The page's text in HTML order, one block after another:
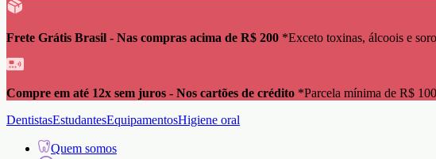
Frete Grátis Brasil - Nas compras acima de R$ 200 *Exceto toxinas, álcoois e
Compre em até 12x sem juros - Nos cartões de crédito *Parcela mínima de R$ 100
DentistasEstudantesEquipamentosHigiene oral
Quem somos